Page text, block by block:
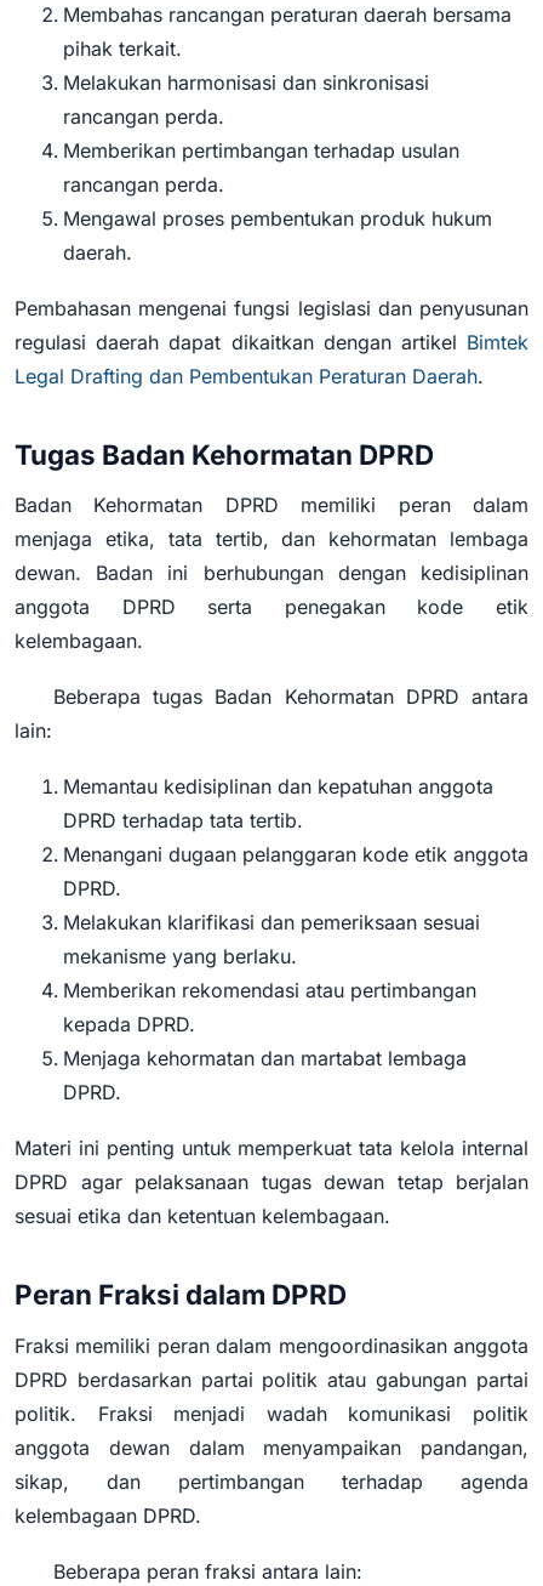
Membahas rancangan peraturan daerah bersama
pihak terkait.
Melakukan harmonisasi dan sinkronisasi
rancangan perda.
Memberikan pertimbangan terhadap usulan
rancangan perda.
Mengawal proses pembentukan produk hukum
daerah.
Pembahasan mengenai fungsi legislasi dan penyusunan
regulasi daerah dapat dikaitkan dengan artikel Bimtek
Legal Drafting dan Pembentukan Peraturan Daerah.
Tugas Badan Kehormatan DPRD
Badan Kehormatan DPRD memiliki peran dalam
menjaga etika, tata tertib, dan kehormatan lembaga
dewan. Badan ini berhubungan dengan kedisiplinan
anggota DPRD serta penegakan kode etik
kelembagaan.
Beberapa tugas Badan Kehormatan DPRD antara
lain:
Memantau kedisiplinan dan kepatuhan anggota
DPRD terhadap tata tertib.
Menangani dugaan pelanggaran kode etik anggota
DPRD.
Melakukan klarifikasi dan pemeriksaan sesuai
mekanisme yang berlaku.
Memberikan rekomendasi atau pertimbangan
kepada DPRD.
Menjaga kehormatan dan martabat lembaga
DPRD.
Materi ini penting untuk memperkuat tata kelola internal
DPRD agar pelaksanaan tugas dewan tetap berjalan
sesuai etika dan ketentuan kelembagaan.
Peran Fraksi dalam DPRD
Fraksi memiliki peran dalam mengoordinasikan anggota
DPRD berdasarkan partai politik atau gabungan partai
politik. Fraksi menjadi wadah komunikasi politik
anggota dewan dalam menyampaikan pandangan,
sikap, dan pertimbangan terhadap agenda
kelembagaan DPRD.
Beberapa peran fraksi antara lain: